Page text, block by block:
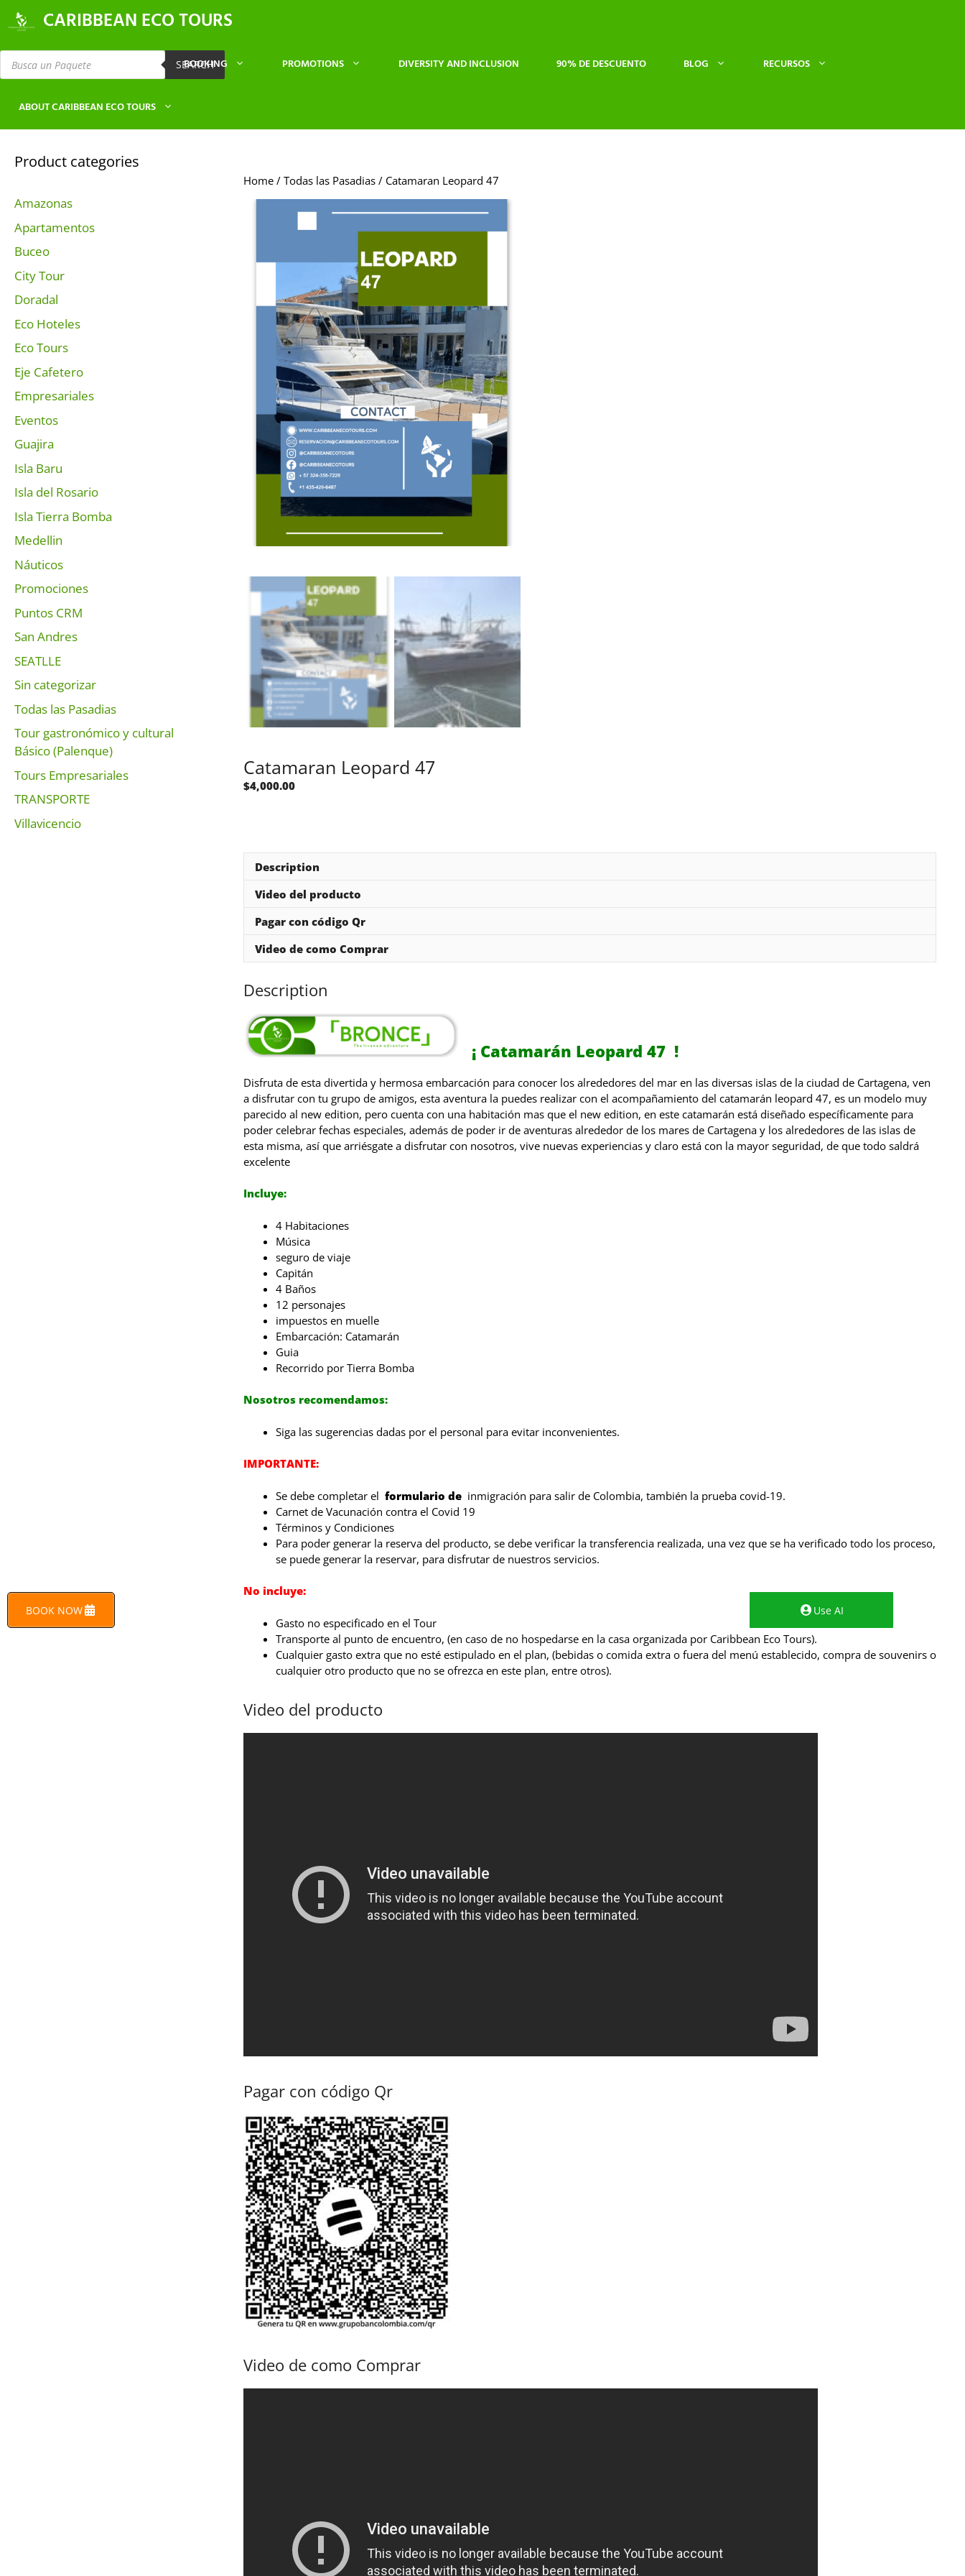
CARIBBEAN ECO TOURS
SEARCH
BOOKING PROMOTIONS DIVERSITY AND INCLUSION 90% DE DESCUENTO BLOG RECURSOS
ABOUT CARIBBEAN ECO TOURS
Home/ Todas las Pasadias/ Catamaran Leopard 47
Catamaran Leopard 47
$4,000.00
Description
Video del producto
Pagar con código Qr
Video de como Comprar
Description
¡ Catamarán Leopard 47 !
Disfruta de esta divertida y hermosa embarcación para conocer los alrededores del mar en las diversas islas de la ciudad de Cartagena, ven
a disfrutar con tu grupo de amigos, esta aventura la puedes realizar con el acompañamiento del catamarán leopard 47, es un modelo muy
parecido al new edition, pero cuenta con una habitación mas que el new edition, en este catamarán está diseñado específicamente para
poder celebrar fechas especiales, además de poder ir de aventuras alrededor de los mares de Cartagena y los alrededores de las islas de
esta misma, así que arriésgate a disfrutar con nosotros, vive nuevas experiencias y claro está con la mayor seguridad, de que todo saldrá
excelente
Incluye:
4 Habitaciones
Música
seguro de viaje
Capitán
4 Baños
12 personajes
impuestos en muelle
Embarcación: Catamarán
Guia
Recorrido por Tierra Bomba
Nosotros recomendamos:
Siga las sugerencias dadas por el personal para evitar inconvenientes.
IMPORTANTE:
Se debe completar el formulario deinmigración para salir de Colombia, también la prueba covid-19.
Carnet de Vacunación contra el Covid 19
Términos y Condiciones
Para poder generar la reserva del producto, se debe verificar la transferencia realizada, una vez que se ha verificado todo los proceso,
se puede generar la reservar, para disfrutar de nuestros servicios.
No incluye:
Gasto no especificado en el Tour
Transporte al punto de encuentro, (en caso de no hospedarse en la casa organizada por Caribbean Eco Tours).
Cualquier gasto extra que no esté estipulado en el plan, (bebidas o comida extra o fuera del menú establecido, compra de souvenirs o
cualquier otro producto que no se ofrezca en este plan, entre otros).
Video del producto
Pagar con código Qr
Video de como Comprar
Product categories
Amazonas
Apartamentos
Buceo
City Tour
Doradal
Eco Hoteles
Eco Tours
Eje Cafetero
Empresariales
Eventos
Guajira
Isla Baru
Isla del Rosario
Isla Tierra Bomba
Medellin
Náuticos
Promociones
Puntos CRM
San Andres
SEATLLE
Sin categorizar
Todas las Pasadias
Tour gastronómico y cultural
Básico (Palenque)
Tours Empresariales
TRANSPORTE
Villavicencio
BOOK NOW Use AI